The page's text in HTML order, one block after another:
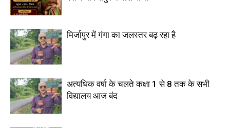
मिर्जापुर में गंगा का जलस्तर बढ़ रहा है
अत्यधिक वर्षा के चलते कक्षा 1 से 8 तक के सभी
विद्यालय आज बंद